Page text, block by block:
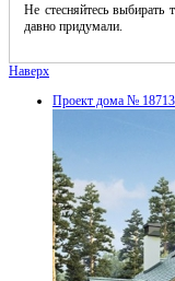
Не стесняйтесь
давно придумали.
Наверх
Проект дома № 18713